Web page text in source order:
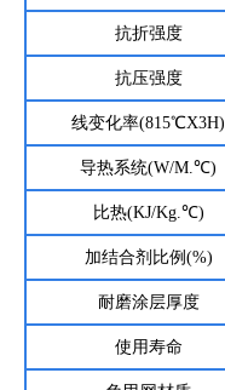
抗折强度
抗压强度
线变化率(815℃X3H)
导热系统(W/M.℃)
比热(KJ/Kg.℃)
加结合剂比例(%)
耐磨涂层厚度
使用寿命